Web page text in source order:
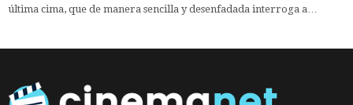
última cima, que de manera sencilla y desenfadada interroga a…